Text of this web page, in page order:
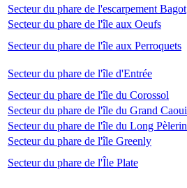
Secteur du phare de l'escarpement Bagot
Secteur du phare de l'île aux Oeufs
Secteur du phare de l'île aux Perroquets
Secteur du phare de l'île d'Entrée
Secteur du phare de l'île du Corossol
Secteur du phare de l'île du Grand Caoui
Secteur du phare de l'île du Long Pèlerin
Secteur du phare de l'île Greenly
Secteur du phare de l'Île Plate